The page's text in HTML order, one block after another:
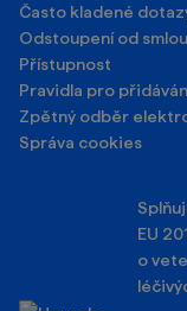
Často kladené
Odstoupení od
Přístupnost
Pravidla pro
Zpětný odběr
Správa cookies
EU
o